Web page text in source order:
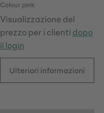
Colour pink
Visualizzazione del
prezzo per i clienti dopo
il login
Ulteriori informazioni